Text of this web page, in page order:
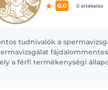
0.0 0 értékelés
tudnivalók a
a férfi termékenységi